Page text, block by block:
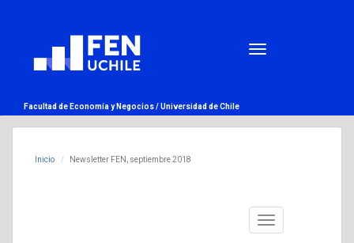
Facultad de Economía y Negocios /Universidad de Chile
Inicio Newsletter FEN, septiembre 2018
Toggle